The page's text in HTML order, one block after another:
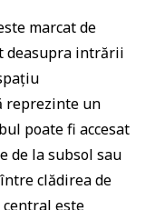
marcat de
deasupra intrării
reprezinte un
poate fi accesat
de la subsol sau
clădirea de
este